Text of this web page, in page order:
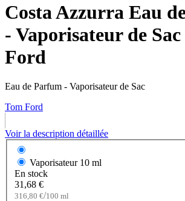
Costa Azzurra Eau
- Vaporisateur de Sac
Ford
Eau de Parfum - Vaporisateur de Sac
Tom Ford
Voir la description détaillée
Vaporisateur 10 ml
En stock
31,68 €
316,80 €/100 ml